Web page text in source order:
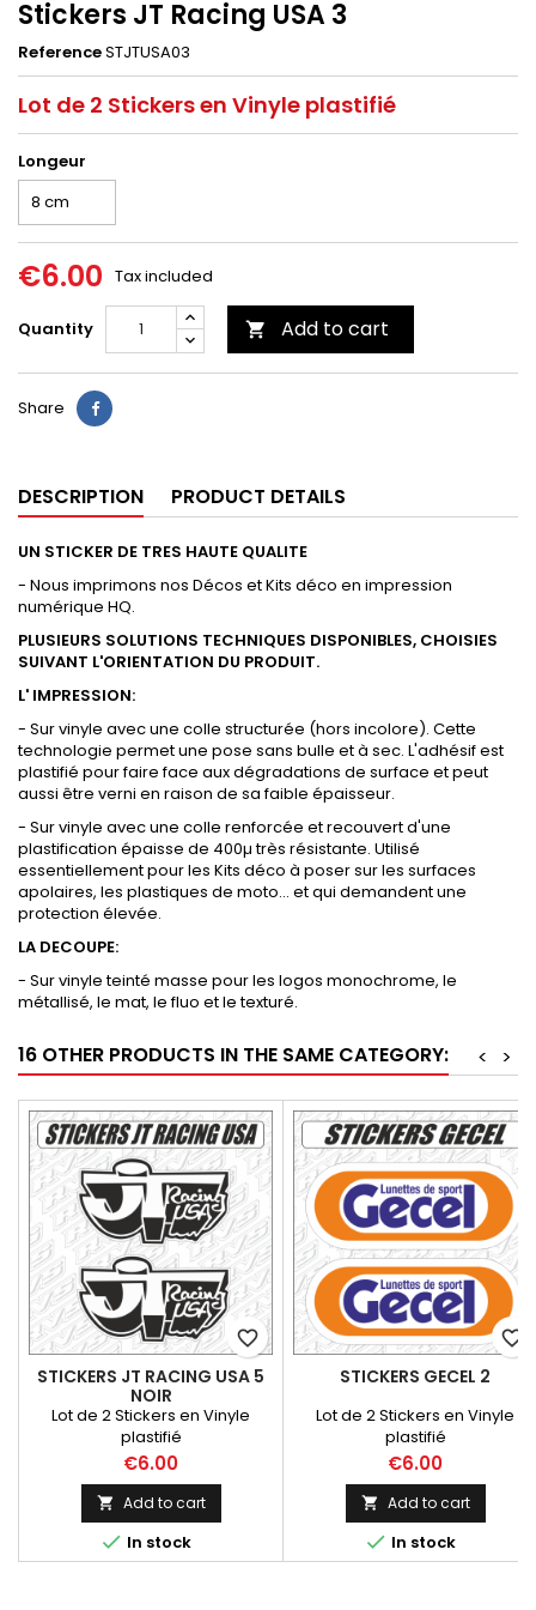
Stickers JT Racing USA 3
ReferenceSTJTUSA03
Lot de 2 Stickers en Vinyle plastifié
Longeur
€6.00 Tax included
Quantity  Add to cart
Share
DESCRIPTION PRODUCT DETAILS
UN STICKER DE TRES HAUTE QUALITE
- Nous imprimons nos Décos et Kits déco en impression
numérique HQ.
PLUSIEURS SOLUTIONS TECHNIQUES DISPONIBLES, CHOISIES
SUIVANT L'ORIENTATION DU PRODUIT.
L' IMPRESSION:
- Sur vinyle avec une colle structurée (hors incolore). Cette
technologie permet une pose sans bulle et à sec. L'adhésif est
plastifié pour faire face aux dégradations de surface et peut
aussi être verni en raison de sa faible épaisseur.
- Sur vinyle avec une colle renforcée et recouvert d'une
plastification épaisse de 400µ très résistante. Utilisé
essentiellement pour les Kits déco à poser sur les surfaces
apolaires, les plastiques de moto... et qui demandent une
protection élevée.
LA DECOUPE:
- Sur vinyle teinté masse pour les logos monochrome, le
métallisé, le mat, le fluo et le texturé.
16 OTHER PRODUCTS IN THE SAME CATEGORY: >
<
STICKERS JT RACING USA 5
NOIR
Lot de 2 Stickers en Vinyle
plastifié
Price
€6.00
 Add to cart
 In stock
favorite_border
STICKERS GECEL 2
Lot de 2 Stickers en Vinyle
plastifié
Price
€6.00
 Add to cart
 In stock
favorite_border